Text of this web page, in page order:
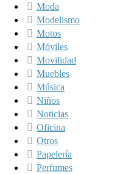
Moda
Modelismo
Motos
Móviles
Movilidad
Muebles
Música
Niños
Noticias
Oficina
Otros
Papelería
Perfumes